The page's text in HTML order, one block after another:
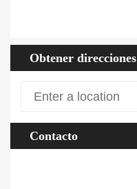
Obtener direcciones
Contacto